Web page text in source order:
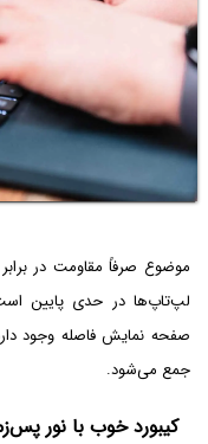
موضوع صرفاً مقاومت در
لپ‌تاپ‌ها در حدی پایین
صفحه نمایش فاصله وجود
جمع می‌شود.
کیبورد خوب با نور